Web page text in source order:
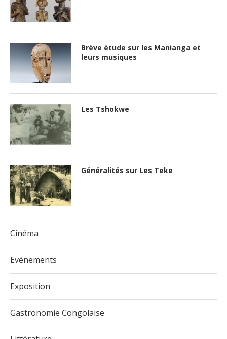
Brève étude sur les Manianga et
leurs musiques
Les Tshokwe
Généralités sur Les Teke
Cinéma
Evénements
Exposition
Gastronomie Congolaise